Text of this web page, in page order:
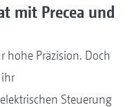
mit Precea und
hohe Präzision. Doch
Steuerung